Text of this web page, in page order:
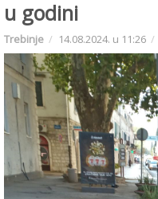
u godini
Trebinje 14.08.2024. u 11:26